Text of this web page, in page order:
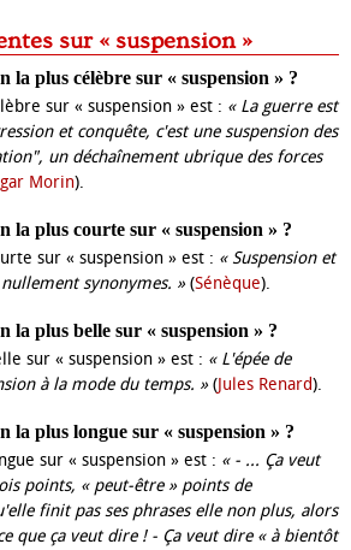
sur « suspension »
la plus célèbre sur « suspension » ?
sur « suspension » est : « La guerre est
et conquête, c'est une suspension des
un déchaînement ubrique des forces
Morin).
la plus courte sur « suspension » ?
sur « suspension » est : « Suspension et
synonymes. »(Sénèque).
la plus belle sur « suspension » ?
sur « suspension » est : « L'épée de
à la mode du temps. »(Jules Renard).
la plus longue sur « suspension » ?
sur « suspension » est : « - ... Ça veut
points, « peut-être » points de
finit pas ses phrases elle non plus, alors
que ça veut dire ! - Ça veut dire « à bientôt